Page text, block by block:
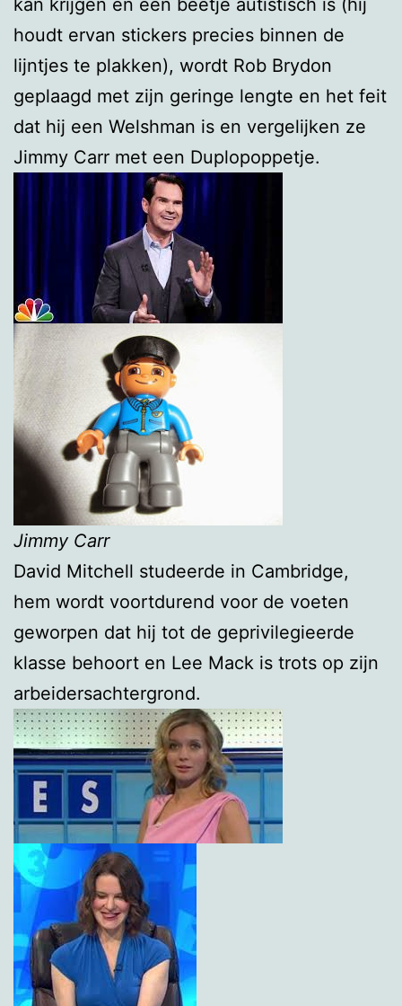
houdt ervan stickers precies binnen de
lijntjes te plakken), wordt Rob Brydon
geplaagd met zijn geringe lengte en het feit
dat hij een Welshman is en vergelijken ze
Jimmy Carr met een Duplopoppetje.
Jimmy Carr
David Mitchell studeerde in Cambridge,
hem wordt voortdurend voor de voeten
geworpen dat hij tot de geprivilegieerde
klasse behoort en Lee Mack is trots op zijn
arbeidersachtergrond.